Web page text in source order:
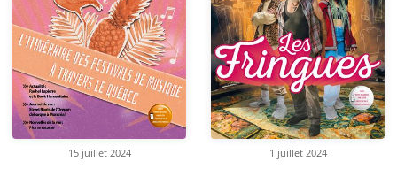
15 juillet 2024 1 juillet 2024